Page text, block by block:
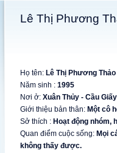
Lê Thị Phương
Họ tên: Lê Thị Phương Thảo
Năm sinh : 1995
Nơi ở: Xuân Thủy - Cầu
Giới thiệu bản thân: Một cô
Sở thích : Hoạt động nhóm,
Quan điểm cuộc sống: Mọi
không thấy được.